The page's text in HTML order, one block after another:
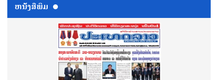
ຫນ້ັງສືພິມ